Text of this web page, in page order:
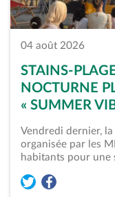
04 août 2026
STAINS-
NOCTURNE
« SUMMER
Vendredi dernier,
organisée par les
habitants pour une
Partager l'article «
Partager